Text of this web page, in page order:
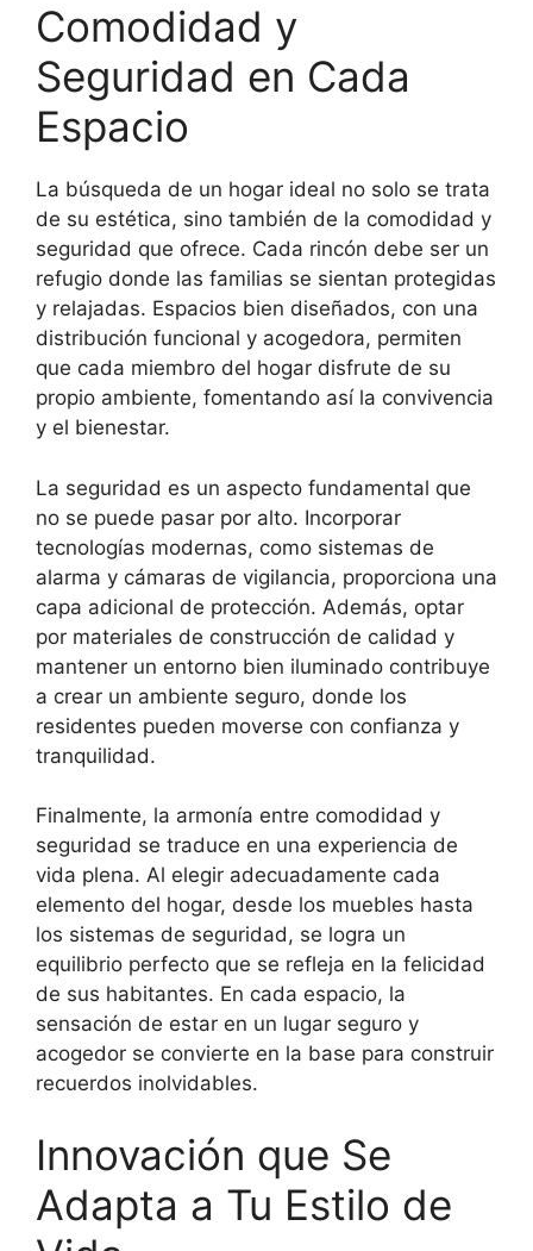
Comodidad y
Seguridad en Cada
Espacio
La búsqueda de un hogar ideal no solo se trata
de su estética, sino también de la comodidad y
seguridad que ofrece. Cada rincón debe ser un
refugio donde las familias se sientan protegidas
y relajadas. Espacios bien diseñados, con una
distribución funcional y acogedora, permiten
que cada miembro del hogar disfrute de su
propio ambiente, fomentando así la convivencia
y el bienestar.
La seguridad es un aspecto fundamental que
no se puede pasar por alto. Incorporar
tecnologías modernas, como sistemas de
alarma y cámaras de vigilancia, proporciona una
capa adicional de protección. Además, optar
por materiales de construcción de calidad y
mantener un entorno bien iluminado contribuye
a crear un ambiente seguro, donde los
residentes pueden moverse con confianza y
tranquilidad.
Finalmente, la armonía entre comodidad y
seguridad se traduce en una experiencia de
vida plena. Al elegir adecuadamente cada
elemento del hogar, desde los muebles hasta
los sistemas de seguridad, se logra un
equilibrio perfecto que se refleja en la felicidad
de sus habitantes. En cada espacio, la
sensación de estar en un lugar seguro y
acogedor se convierte en la base para construir
recuerdos inolvidables.
Innovación que Se
Adapta a Tu Estilo de